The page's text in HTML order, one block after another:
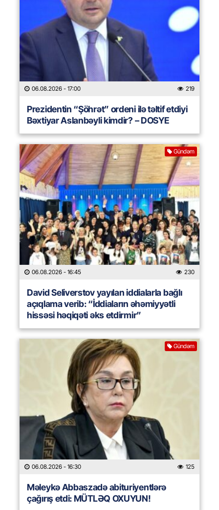
06.08.2026 - 17:00 219
Prezidentin “Şöhrət” ordeni ilə təltif etdiyi
Bəxtiyar Aslanbəyli kimdir? – DOSYE
Gündəm
06.08.2026 - 16:45 230
David Seliverstov yayılan iddialarla bağlı
açıqlama verib: “İddiaların əhəmiyyətli
hissəsi həqiqəti əks etdirmir”
Gündəm
06.08.2026 - 16:30 125
Məleykə Abbaszadə abituriyentlərə
çağırış etdi: MÜTLƏQ OXUYUN!